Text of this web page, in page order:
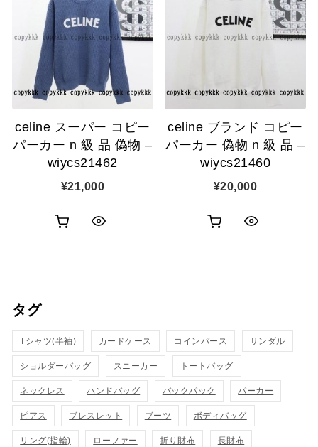
celine スーパー コピー
パーカー n 級 品 偽物 –
wiycs21462
¥21,000
celine ブランド コピー
パーカー 偽物 n 級 品 –
wiycs21460
¥20,000
タグ
Tシャツ(半袖) カードケース コインパース サンダル
ショルダーバッグ スニーカー トートバッグ
ネックレス ハンドバッグ バックパック パーカー
ピアス ブレスレット ブーツ ボディバッグ
リング(指輪) ローファー 折り財布 長財布